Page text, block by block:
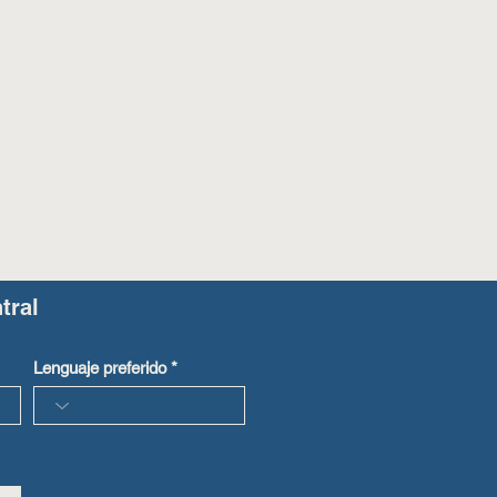
Lenguaje preferido